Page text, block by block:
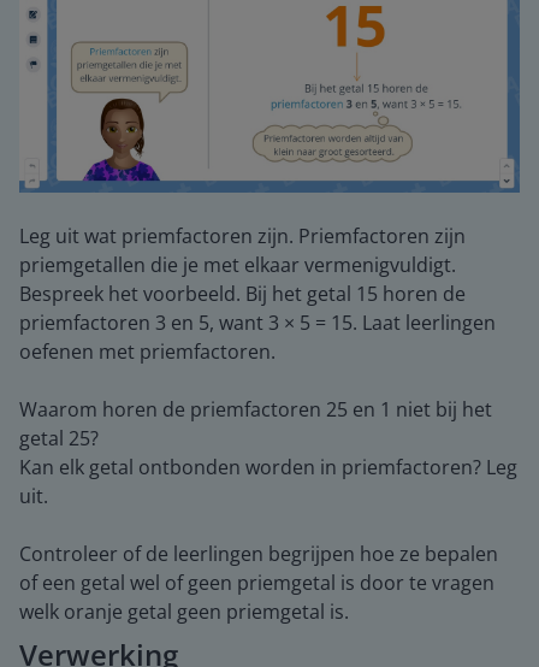
Leg uit wat priemfactoren zijn. Priemfactoren zijn
priemgetallen die je met elkaar vermenigvuldigt.
Bespreek het voorbeeld. Bij het getal 15 horen de
priemfactoren 3 en 5, want 3 × 5 = 15. Laat leerlingen
oefenen met priemfactoren.
Waarom horen de priemfactoren 25 en 1 niet bij het
getal 25?
Kan elk getal ontbonden worden in priemfactoren? Leg
uit.
Controleer of de leerlingen begrijpen hoe ze bepalen
of een getal wel of geen priemgetal is door te vragen
welk oranje getal geen priemgetal is.
Verwerking